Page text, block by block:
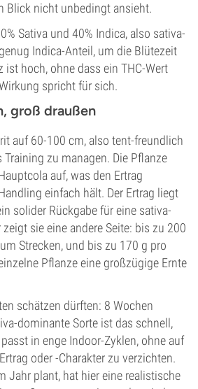
Blick nicht unbedingt ansieht.
Sativa und 40% Indica, also sativa-
Indica-Anteil, um die Blütezeit
ist hoch, ohne dass ein THC-Wert
spricht für sich.
groß draußen
auf 60-100 cm, also tent-freundlich
zu managen. Die Pflanze
auf, was den Ertrag
einfach hält. Der Ertrag liegt
solider Rückgabe für eine sativa-
sie eine andere Seite: bis zu 200
Strecken, und bis zu 170 g pro
Pflanze eine großzügige Ernte
schätzen dürften: 8 Wochen
dominante Sorte ist das schnell,
in enge Indoor-Zyklen, ohne auf
oder -Charakter zu verzichten.
Jahr plant, hat hier eine realistische